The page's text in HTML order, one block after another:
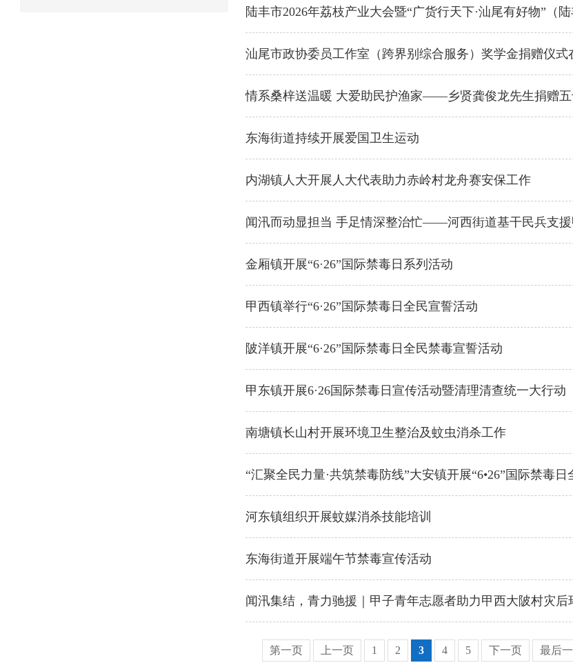
陆丰市2026年荔枝产业大会暨“广货行天下·汕尾有好物”（
汕尾市政协委员工作室（跨界别综合服务）奖学金捐赠仪式
情系桑梓送温暖 大爱助民护渔家——乡贤龚俊龙先生捐赠
东海街道持续开展爱国卫生运动
内湖镇人大开展人大代表助力赤岭村龙舟赛安保工作
闻汛而动显担当 手足情深整治忙——河西街道基干民兵支
金厢镇开展“6·26”国际禁毒日系列活动
甲西镇举行“6·26”国际禁毒日全民宣誓活动
陂洋镇开展“6·26”国际禁毒日全民禁毒宣誓活动
甲东镇开展6·26国际禁毒日宣传活动暨清理清查统一大行动
南塘镇长山村开展环境卫生整治及蚊虫消杀工作
“汇聚全民力量·共筑禁毒防线”大安镇开展“6•26”国际禁毒
河东镇组织开展蚊媒消杀技能培训
东海街道开展端午节禁毒宣传活动
闻汛集结，青力驰援｜甲子青年志愿者助力甲西大陂村灾后
第一页 上一页 1 2 3 4 5 下一页 最后